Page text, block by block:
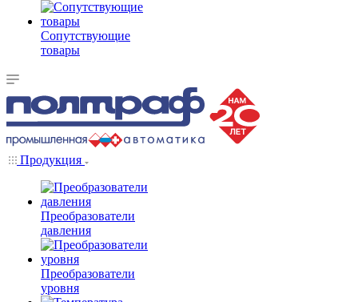
Сопутствующие
товары
Продукция
Преобразователи
давления
Преобразователи
уровня